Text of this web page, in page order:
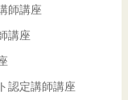
師講座
講座
認定講師講座